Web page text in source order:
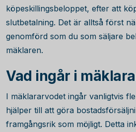
köpeskillingsbeloppet, efter att
slutbetalning. Det är alltså först
genomförd som du som säljare
mäklaren.
Vad ingår i
I mäklararvodet ingår vanligtvis
hjälper till att göra
framgångsrik som möjligt. Detta